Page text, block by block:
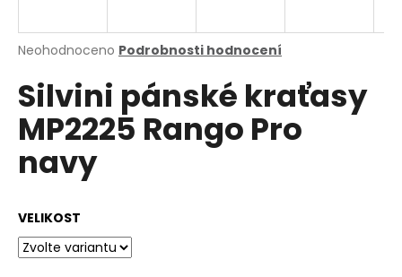
Průměrné
produktu
je
0,0
5
hvězdiček.
Neohodnoceno Podrobnosti hodnocení
Silvini pánské kraťasy
MP2225 Rango Pro
navy
VELIKOST
j
t
?